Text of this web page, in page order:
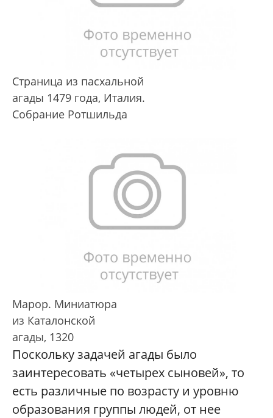
Страница из пасхальной
агады 1479 года, Италия.
Собрание Ротшильда
Марор. Миниатюра
из Каталонской
агады, 1320
Поскольку задачей агады было
заинтересовать «четырех сыновей», то
есть различные по возрасту и уровню
образования группы людей, от нее